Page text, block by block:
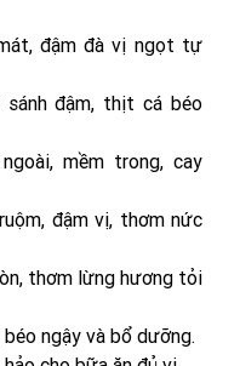
đậm đà vị ngọt tự
đậm, thịt cá béo
mềm trong, cay
đậm vị, thơm nức
thơm lừng hương tỏi
béo ngậy và bổ dưỡng.